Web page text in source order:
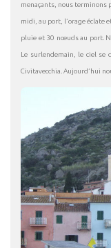
menaçants, nous terminons
midi, au port, l’orage éclate
pluie et 30 nœuds au port.
Le surlendemain, le ciel se
Civitavecchia. Aujourd’hui